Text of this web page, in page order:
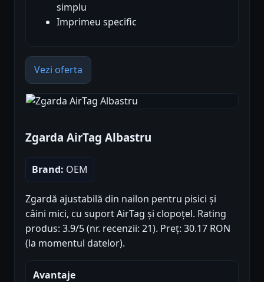
simplu
Imprimeu specific
Vezi oferta
Zgarda AirTag Albastru
Brand: OEM
Zgardă ajustabilă din nailon pentru pisici și
câini mici, cu suport AirTag și clopoțel. Rating
produs: 3.9/5 (nr. recenzii: 21). Preț: 30.17 RON
(la momentul datelor).
Avantaje